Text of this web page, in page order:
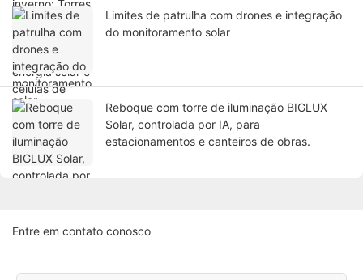
Limites de patrulha com drones e integração
do monitoramento solar
Reboque com torre de iluminação BIGLUX
Solar, controlada por IA, para
estacionamentos e canteiros de obras.
Entre em contato conosco